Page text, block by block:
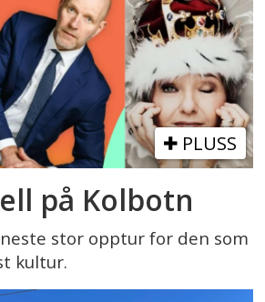
PLUSS
på Kolbotn
stor opptur for den som
kultur.